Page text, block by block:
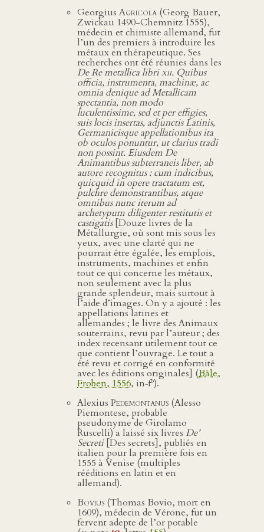
Georgius Agricola (Georg Bauer,
Zwickau 1490-Chemnitz 1555),
médecin et chimiste allemand, fut
l’un des premiers à introduire les
métaux en thérapeutique. Ses
recherches ont été réunies dans les
De Re metallica librixii. Quibus
officia, instrumenta, machinæ, ac
omnia denique ad Metallicam
spectantia, non modo
luculentissime, sed et per effigies,
suis locis insertas, adjunctis Latinis,
Germanicisque appellationibus ita
ob oculos ponuntur, ut clarius tradi
non possint. Eiusdem De
Animantibus subterraneis liber, ab
autore recognitus : cum indicibus,
quicquid in opere tractatum est,
pulchre demonstrantibus, atque
omnibus nunc iterum ad
archetypum diligenter restitutis et
castigatis[Douze livres de la
Métallurgie, où sont mis sous les
yeux, avec une clarté qui ne
pourrait être égalée, les emplois,
instruments, machines et enfin
tout ce qui concerne les métaux,
non seulement avec la plus
grande splendeur, mais surtout à
l’aide d’images. On y a ajouté : les
appellations latines et
allemandes ; le livre des Animaux
souterrains, revu par l’auteur ; des
index recensant utilement tout ce
que contient l’ouvrage. Le tout a
été revu et corrigé en conformité
avec les éditions originales] (Bâle,
Froben, 1556, in‑fo).
Alexius Pedemontanus (Alesso
Piemontese, probable
pseudonyme de Girolamo
Ruscelli) a laissé six livres De’
Secreti[Des secrets], publiés en
italien pour la première fois en
1555 à Venise (multiples
rééditions en latin et en
allemand).
Bovius (Thomas Bovio, mort en
1609), médecin de Vérone, fut un
fervent adepte de l’or potable